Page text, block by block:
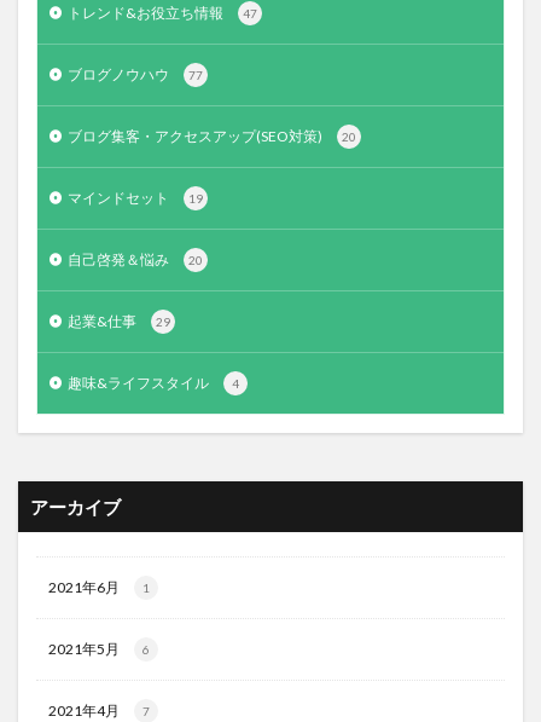
トレンド&お役立ち情報 47
ブログノウハウ 77
ブログ集客・アクセスアップ(SEO対策) 20
マインドセット 19
自己啓発＆悩み 20
起業&仕事 29
趣味&ライフスタイル 4
アーカイブ
2021年6月 1
2021年5月 6
2021年4月 7